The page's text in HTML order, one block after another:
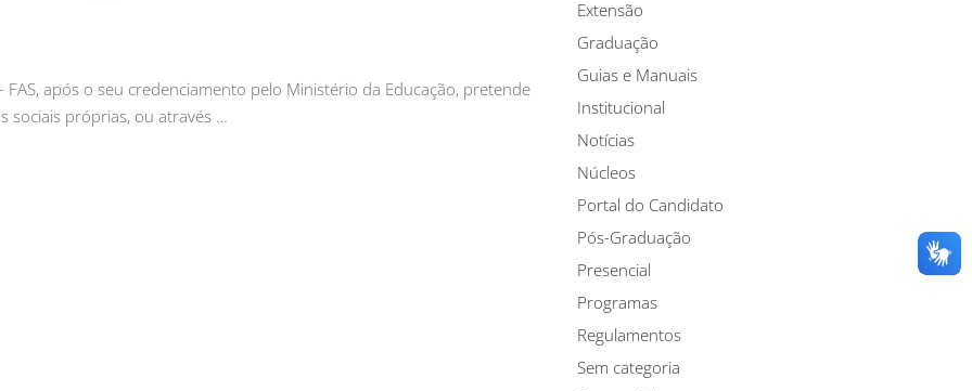
FAS, após o seu credenciamento pelo Ministério da Educação, pretende
sociais próprias, ou através …
Extensão
Graduação
Guias e Manuais
Institucional
Notícias
Núcleos
Portal do Candidato
Pós-Graduação
Presencial
Programas
Regulamentos
Sem categoria